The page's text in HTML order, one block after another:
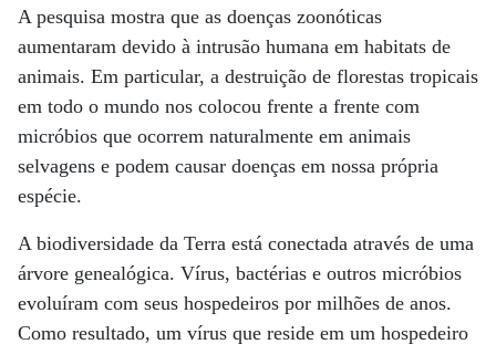
A pesquisa mostra que as doenças zoonóticas
aumentaram devido à intrusão humana em habitats de
animais. Em particular, a destruição de florestas tropicais
em todo o mundo nos colocou frente a frente com
micróbios que ocorrem naturalmente em animais
selvagens e podem causar doenças em nossa própria
espécie.
A biodiversidade da Terra está conectada através de uma
árvore genealógica. Vírus, bactérias e outros micróbios
evoluíram com seus hospedeiros por milhões de anos.
Como resultado, um vírus que reside em um hospedeiro